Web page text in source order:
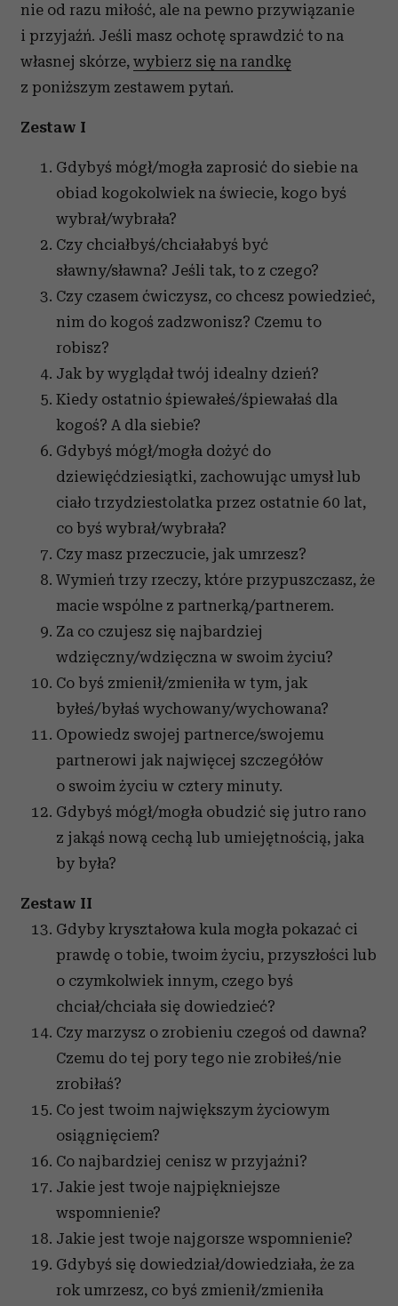
nie od razu miłość, ale na pewno przywiązanie
i przyjaźń. Jeśli masz ochotę sprawdzić to na
własnej skórze, wybierz się na randkę
z poniższym zestawem pytań.
Zestaw I
Gdybyś mógł/mogła zaprosić do siebie na
obiad kogokolwiek na świecie, kogo byś
wybrał/wybrała?
Czy chciałbyś/chciałabyś być
sławny/sławna? Jeśli tak, to z czego?
Czy czasem ćwiczysz, co chcesz powiedzieć,
nim do kogoś zadzwonisz? Czemu to
robisz?
Jak by wyglądał twój idealny dzień?
Kiedy ostatnio śpiewałeś/śpiewałaś dla
kogoś? A dla siebie?
Gdybyś mógł/mogła dożyć do
dziewięćdziesiątki, zachowując umysł lub
ciało trzydziestolatka przez ostatnie 60 lat,
co byś wybrał/wybrała?
Czy masz przeczucie, jak umrzesz?
Wymień trzy rzeczy, które przypuszczasz, że
macie wspólne z partnerką/partnerem.
Za co czujesz się najbardziej
wdzięczny/wdzięczna w swoim życiu?
Co byś zmienił/zmieniła w tym, jak
byłeś/byłaś wychowany/wychowana?
Opowiedz swojej partnerce/swojemu
partnerowi jak najwięcej szczegółów
o swoim życiu w cztery minuty.
Gdybyś mógł/mogła obudzić się jutro rano
z jakąś nową cechą lub umiejętnością, jaka
by była?
Zestaw II
Gdyby kryształowa kula mogła pokazać ci
prawdę o tobie, twoim życiu, przyszłości lub
o czymkolwiek innym, czego byś
chciał/chciała się dowiedzieć?
Czy marzysz o zrobieniu czegoś od dawna?
Czemu do tej pory tego nie zrobiłeś/nie
zrobiłaś?
Co jest twoim największym życiowym
osiągnięciem?
Co najbardziej cenisz w przyjaźni?
Jakie jest twoje najpiękniejsze
wspomnienie?
Jakie jest twoje najgorsze wspomnienie?
Gdybyś się dowiedział/dowiedziała, że za
rok umrzesz, co byś zmienił/zmieniła